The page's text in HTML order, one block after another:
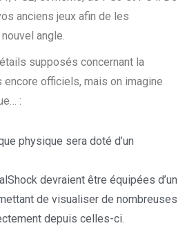
anciens jeux afin de les
angle.
supposés concernant la
officiels, mais on imagine
… :
physique sera doté d’un
devraient être équipées d’un
de visualiser de nombreuses
depuis celles-ci.